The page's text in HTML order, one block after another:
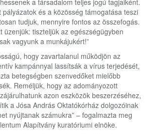
a társadalom teljes jogú tagjaiként.
pályázatok és a közösség támogatása teszi
tudjuk, mennyire fontos az összefogás.
üzenjük: tiszteljük az egészségügyben
vagyunk a munkájukért!”
hogy zavartalanul működjön az
kampánnyal lassítsák a vírus terjedését,
betegségben szenvedőket mielőbb
Reméljük, hogy az adományozott
azon eszközök beszerzéséhez,
a Jósa András Oktatókórház dolgozóinak
nyújtanak számukra” – fogalmazta meg
Alapítvány kuratóriumi elnöke.